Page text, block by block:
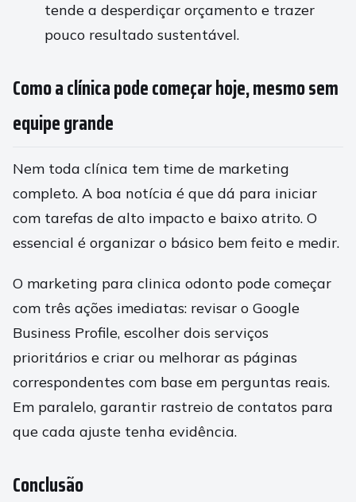
tende a desperdiçar orçamento e trazer
pouco resultado sustentável.
Como a clínica pode começar hoje, mesmo sem
equipe grande
Nem toda clínica tem time de marketing
completo. A boa notícia é que dá para iniciar
com tarefas de alto impacto e baixo atrito. O
essencial é organizar o básico bem feito e medir.
O marketing para clinica odonto pode começar
com três ações imediatas: revisar o Google
Business Profile, escolher dois serviços
prioritários e criar ou melhorar as páginas
correspondentes com base em perguntas reais.
Em paralelo, garantir rastreio de contatos para
que cada ajuste tenha evidência.
Conclusão